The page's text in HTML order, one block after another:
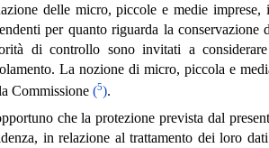
delle micro, piccole e medie
per quanto riguarda la
di controllo sono invitati a
La nozione di micro, piccola e
Commissione (5).
che la protezione prevista dal
in relazione al trattamento dei loro